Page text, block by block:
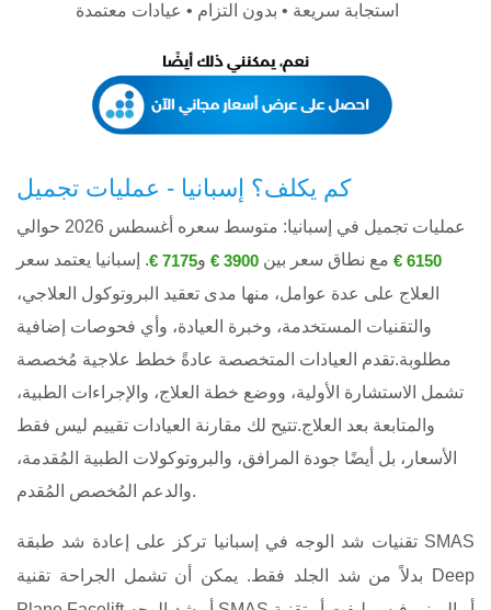
استجابة سريعة • بدون التزام • عيادات معتمدة
كم يكلف؟ إسبانيا - عمليات تجميل
عمليات تجميل في إسبانيا: متوسط ​​سعره أغسطس 2026 حوالي
6150 €
مع نطاق سعر بين 3900 € و7175 €
. إسبانيا يعتمد سعر
العلاج على عدة عوامل، منها مدى تعقيد البروتوكول العلاجي،
والتقنيات المستخدمة، وخبرة العيادة، وأي فحوصات إضافية
مطلوبة.تقدم العيادات المتخصصة عادةً خطط علاجية مُخصصة
تشمل الاستشارة الأولية، ووضع خطة العلاج، والإجراءات الطبية،
والمتابعة بعد العلاج.تتيح لك مقارنة العيادات تقييم ليس فقط
الأسعار، بل أيضًا جودة المرافق، والبروتوكولات الطبية المُقدمة،
والدعم المُخصص المُقدم.
تقنيات شد الوجه في إسبانيا تركز على إعادة شد طبقة SMAS
بدلاً من شد الجلد فقط. يمكن أن تشمل الجراحة تقنية Deep